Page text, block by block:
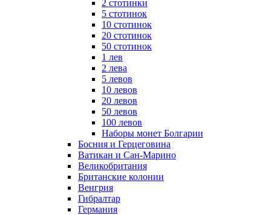
2 стотинки
5 стотинок
10 стотинок
20 стотинок
50 стотинок
1 лев
2 лева
5 левов
10 левов
20 левов
50 левов
100 левов
Наборы монет Болгарии
Босния и Герцеговина
Ватикан и Сан-Марино
Великобритания
Британские колонии
Венгрия
Гибралтар
Германия